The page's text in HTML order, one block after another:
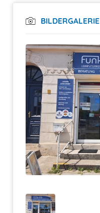
BILDERGALERIE